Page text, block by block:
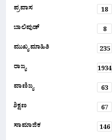
ಪ್ರವಾಸ
18
ಬಾಲಿವುಡ್
8
ಮುಖ್ಯ ಮಾಹಿತಿ
235
ರಾಜ್ಯ
1934
ವಾಣಿಜ್ಯ
63
ಶಿಕ್ಷಣ
67
ಸಾಮಾಜಿಕ
146